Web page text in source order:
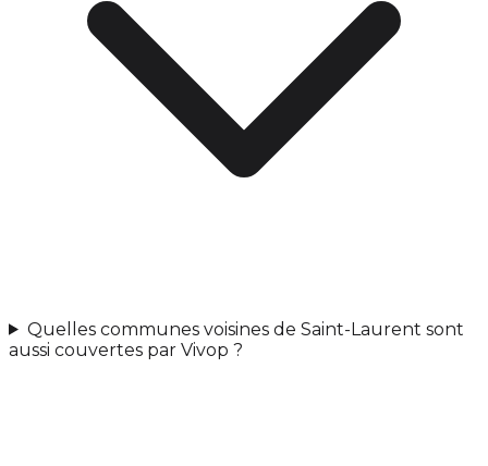
Quelles communes voisines de Saint-Laurent sont
aussi couvertes par Vivop ?